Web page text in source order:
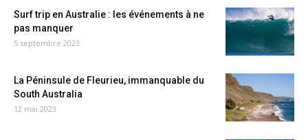
Surf trip en Australie : les événements à ne
pas manquer
5 septembre 2023
La Péninsule de Fleurieu, immanquable du
South Australia
12 mai 2023